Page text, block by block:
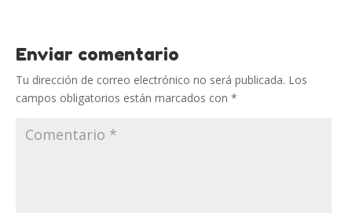
Enviar comentario
Tu dirección de correo electrónico no será publicada. Los
campos obligatorios están marcados con *